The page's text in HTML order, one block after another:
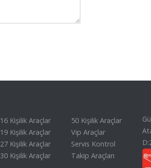
16 Kişilik Araçlar
19 Kişilik Araçlar
27 Kişilik Araçlar
30 Kişilik Araçlar
50 Kişilik Araçlar
Vip Araçlar
Servis Kontrol
Takip Araçları